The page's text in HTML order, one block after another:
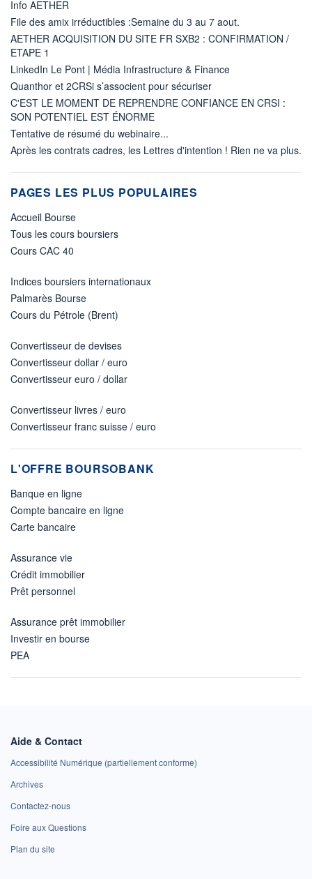
Info AETHER
File des amix irréductibles :Semaine du 3 au 7 aout.
AETHER ACQUISITION DU SITE FR SXB2 : CONFIRMATION /
ETAPE 1
LinkedIn Le Pont | Média Infrastructure & Finance
Quanthor et 2CRSi s’associent pour sécuriser
C'EST LE MOMENT DE REPRENDRE CONFIANCE EN CRSI :
SON POTENTIEL EST ÉNORME
Tentative de résumé du webinaire...
Après les contrats cadres, les Lettres d'intention ! Rien ne va plus.
PAGES LES PLUS POPULAIRES
Accueil Bourse
Tous les cours boursiers
Cours CAC 40
Indices boursiers internationaux
Palmarès Bourse
Cours du Pétrole (Brent)
Convertisseur de devises
Convertisseur dollar / euro
Convertisseur euro / dollar
Convertisseur livres / euro
Convertisseur franc suisse / euro
L'OFFRE BOURSOBANK
Banque en ligne
Compte bancaire en ligne
Carte bancaire
Assurance vie
Crédit immobilier
Prêt personnel
Assurance prêt immobilier
Investir en bourse
PEA
Aide & Contact
Accessibilité Numérique (partiellement conforme)
Archives
Contactez-nous
Foire aux Questions
Plan du site